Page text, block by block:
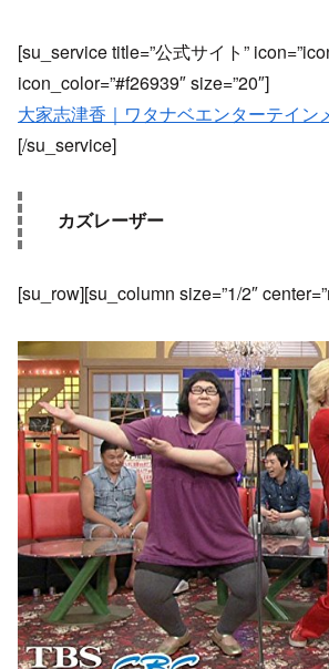
[su_service title=”公式サイト”
icon_color=”#f26939″ size=”20″]
大家志津香｜ワタナベエンターテイン
[/su_service]
カズレーザー
[su_row][su_column size=”1/2″